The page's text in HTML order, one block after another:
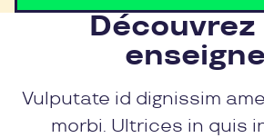
Découvrez
Vulputate id dignissim
morbi. Ultrices in quis